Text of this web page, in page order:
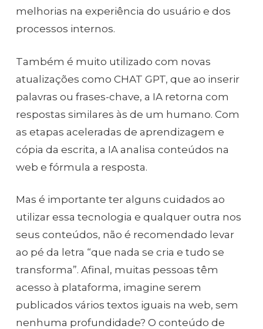
melhorias na experiência do usuário e dos
processos internos.
Também é muito utilizado com novas
atualizações como CHAT GPT, que ao inserir
palavras ou frases-chave, a IA retorna com
respostas similares às de um humano. Com
as etapas aceleradas de aprendizagem e
cópia da escrita, a IA analisa conteúdos na
web e fórmula a resposta.
Mas é importante ter alguns cuidados ao
utilizar essa tecnologia e qualquer outra nos
seus conteúdos, não é recomendado levar
ao pé da letra “que nada se cria e tudo se
transforma”. Afinal, muitas pessoas têm
acesso à plataforma, imagine serem
publicados vários textos iguais na web, sem
nenhuma profundidade? O conteúdo de